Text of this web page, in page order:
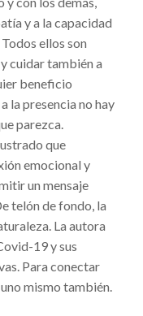
y a la capacidad
ellos son
cuidar también a
beneficio
la presencia no hay
parezca.
que
emocional y
un mensaje
telón de fondo, la
La autora
19 y sus
Para conectar
mismo también.